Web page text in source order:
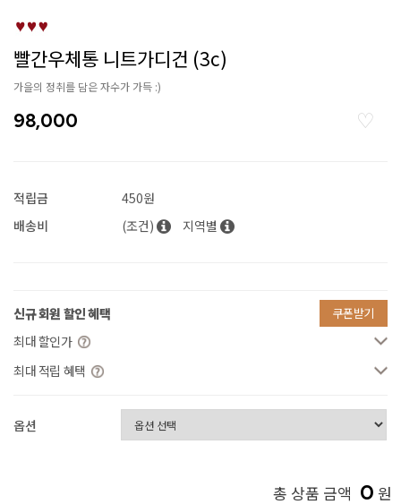
빨간우체통 니트가디건 (3c)
가을의 정취를 담은 자수가 가득 :)
98,000
적립금
450원
배송비
(조건) 지역별
신규 회원 할인 혜택 쿠폰받기
최대 할인가
최대 적립 혜택
옵션
총 상품 금액 0 원